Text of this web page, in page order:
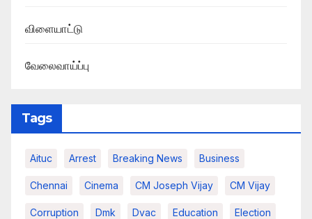
விளையாட்டு
வேலைவாய்ப்பு
Tags
Aituc Arrest Breaking News​ Business
Chennai Cinema CM Joseph Vijay CM Vijay
Corruption Dmk Dvac Education Election